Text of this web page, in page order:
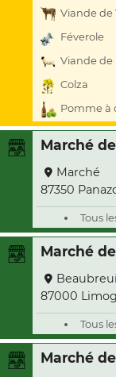
Viande de
Féverole
Viande de
Colza
Pomme à
Marché
Marché
87350
Tous
Marché
87000
Tous
Marché